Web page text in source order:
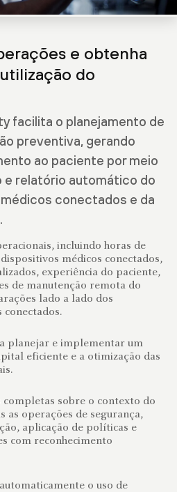
e obtenha
do
facilita o planejamento de
preventiva, gerando
ao paciente por meio
e relatório automático do
conectados e da
incluindo horas de
médicos conectados,
experiência do paciente,
de manutenção remota do
lado a lado dos
conectados.
planejar e implementar um
eficiente e a otimização das
sobre o contexto do
as operações de segurança,
aplicação de políticas e
com reconhecimento
o uso de